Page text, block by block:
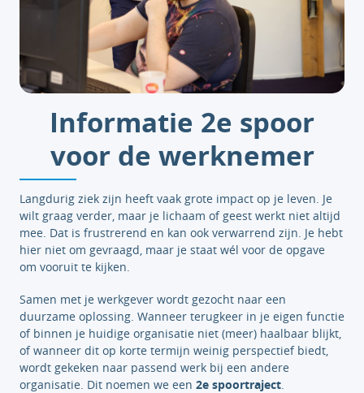
Informatie 2e spoor
voor de werknemer
Langdurig ziek zijn heeft vaak grote impact op je leven. Je
wilt graag verder, maar je lichaam of geest werkt niet altijd
mee. Dat is frustrerend en kan ook verwarrend zijn. Je hebt
hier niet om gevraagd, maar je staat wél voor de opgave
om vooruit te kijken.
Samen met je werkgever wordt gezocht naar een
duurzame oplossing. Wanneer terugkeer in je eigen functie
of binnen je huidige organisatie niet (meer) haalbaar blijkt,
of wanneer dit op korte termijn weinig perspectief biedt,
wordt gekeken naar passend werk bij een andere
organisatie. Dit noemen we een 2e spoortraject.